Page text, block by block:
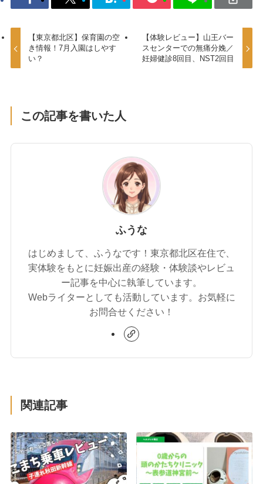
【東京都北区】保育園の空
き情報！7月入園はしやす
い？
【体験レビュー】山王バー
スセンターでの無痛分娩／
妊婦健診8回目、NST2回目
この記事を書いた人
ふうな
はじめまして、ふうなです！東京都北区在住で、
実体験をもとに妊娠出産の経験・体験談やレビュ
ー記事を中心に執筆しています。
Webライターとしても活動しています。お気軽に
お問合せください！
関連記事